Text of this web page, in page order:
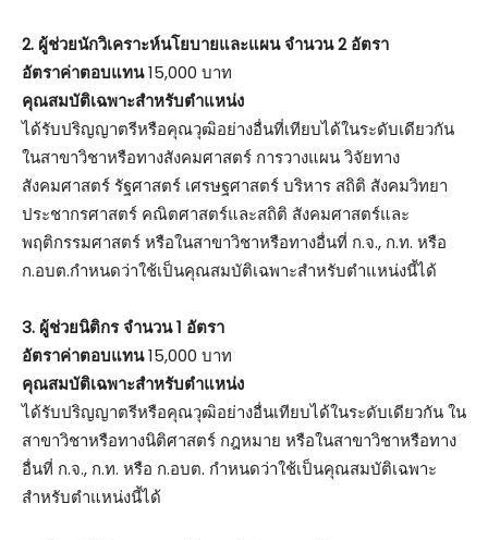
2. ผู้ช่วยนักวิเคราะห์นโยบายและแผน จำนวน 2 อัตรา
อัตราค่าตอบแทน15,000 บาท
คุณสมบัติเฉพาะสำหรับตำแหน่ง
ได้รับปริญญาตรีหรือคุณวุฒิอย่างอื่นที่เทียบได้ในระดับเดียวกัน
ในสาขาวิชาหรือทางสังคมศาสตร์ การวางแผน วิจัยทาง
สังคมศาสตร์ รัฐศาสตร์ เศรษฐศาสตร์ บริหาร สถิติ สังคมวิทยา
ประชากรศาสตร์ คณิตศาสตร์และสถิติ สังคมศาสตร์และ
พฤติกรรมศาสตร์ หรือในสาขาวิชาหรือทางอื่นที่ ก.จ., ก.ท. หรือ
ก.อบต.กำหนดว่าใช้เป็นคุณสมบัติเฉพาะสำหรับตำแหน่งนี้ได้
3. ผู้ช่วยนิติกร จำนวน 1 อัตรา
อัตราค่าตอบแทน15,000 บาท
คุณสมบัติเฉพาะสำหรับตำแหน่ง
ได้รับปริญญาตรีหรือคุณวุฒิอย่างอื่นเทียบได้ในระดับเดียวกัน ใน
สาขาวิชาหรือทางนิติศาสตร์ กฎหมาย หรือในสาขาวิชาหรือทาง
อื่นที่ ก.จ., ก.ท. หรือ ก.อบต. กำหนดว่าใช้เป็นคุณสมบัติเฉพาะ
สำหรับตำแหน่งนี้ได้